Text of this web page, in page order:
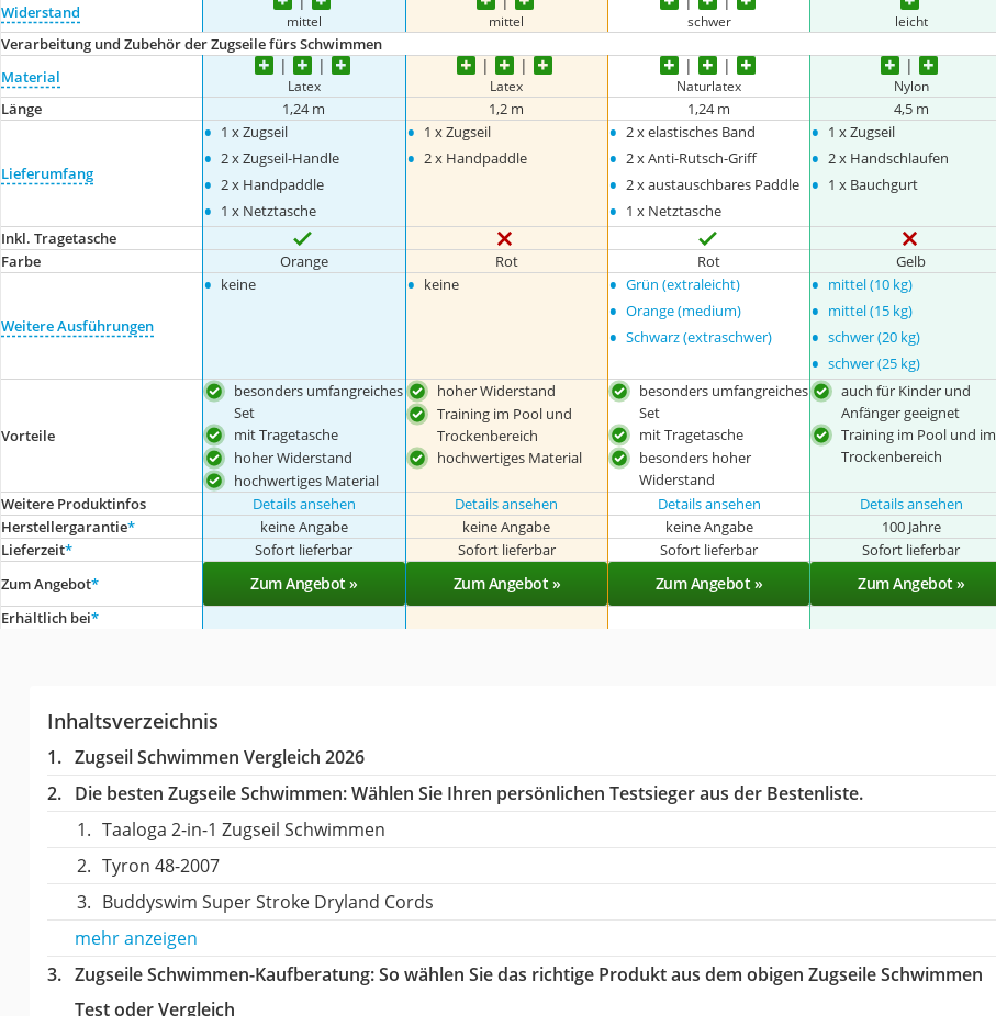
Widerstand mittel mittel schwer leicht
Verarbeitung und Zubehör der Zugseile fürs Schwimmen
Material
Latex Latex Naturlatex Nylon
Länge 1,24 m 1,2 m 1,24 m 4,5 m
Lieferumfang
• 1 x Zugseil
• 2 x Zugseil-Handle
• 2 x Handpaddle
• 1 x Netztasche
• 1 x Zugseil
• 2 x Handpaddle
• 2 x elastisches Band
• 2 x Anti-Rutsch-Griff
• 2 x austauschbares Paddle
• 1 x Netztasche
• 1 x Zugseil
• 2 x Handschlaufen
• 1 x Bauchgurt
Inkl. Tragetasche
Farbe
Orange Rot Rot Gelb
Weitere Ausführungen
• keine • keine • Grün (extraleicht)
• Orange (medium)
• Schwarz (extraschwer)
• mittel (10 kg)
• mittel (15 kg)
• schwer (20 kg)
• schwer (25 kg)
Vorteile
besonders umfangreiches
Set
mit Tragetasche
hoher Widerstand
hochwertiges Material
hoher Widerstand
Training im Pool und
Trockenbereich
hochwertiges Material
besonders umfangreiches
Set
mit Tragetasche
besonders hoher
Widerstand
auch für Kinder und
Anfänger geeignet
Training im Pool und im
Trockenbereich
Weitere Produktinfos Details ansehen Details ansehen Details ansehen Details ansehen
Herstellergarantie* keine Angabe keine Angabe keine Angabe 100 Jahre
Lieferzeit* Sofort lieferbar Sofort lieferbar Sofort lieferbar Sofort lieferbar
Zum Angebot* Zum Angebot » Zum Angebot » Zum Angebot » Zum Angebot »
Erhältlich bei*
Inhaltsverzeichnis
Zugseil Schwimmen Vergleich 2026
Die besten Zugseile Schwimmen:Wählen Sie Ihren persönlichen Testsieger aus der Bestenliste.
Taaloga 2-in-1 Zugseil Schwimmen
Tyron 48-2007
Buddyswim Super Stroke Dryland Cords
mehr anzeigen
Zugseile Schwimmen-Kaufberatung: So wählen Sie das richtige Produkt aus dem obigen Zugseile Schwimmen
Test oder Vergleich